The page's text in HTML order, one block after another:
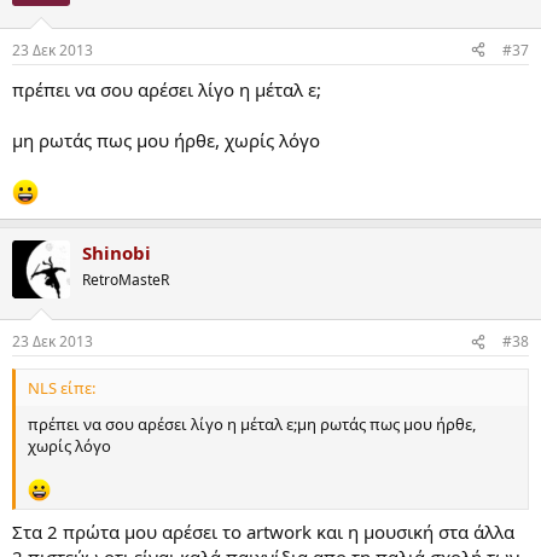
23 Δεκ 2013 #37
πρέπει να σου αρέσει λίγο η μέταλ ε;
μη ρωτάς πως μου ήρθε, χωρίς λόγο
Shinobi
RetroMasteR
23 Δεκ 2013 #38
NLS είπε:
πρέπει να σου αρέσει λίγο η μέταλ ε;μη ρωτάς πως μου ήρθε,
χωρίς λόγο
Στα 2 πρώτα μου αρέσει το artwork και η μουσική στα άλλα